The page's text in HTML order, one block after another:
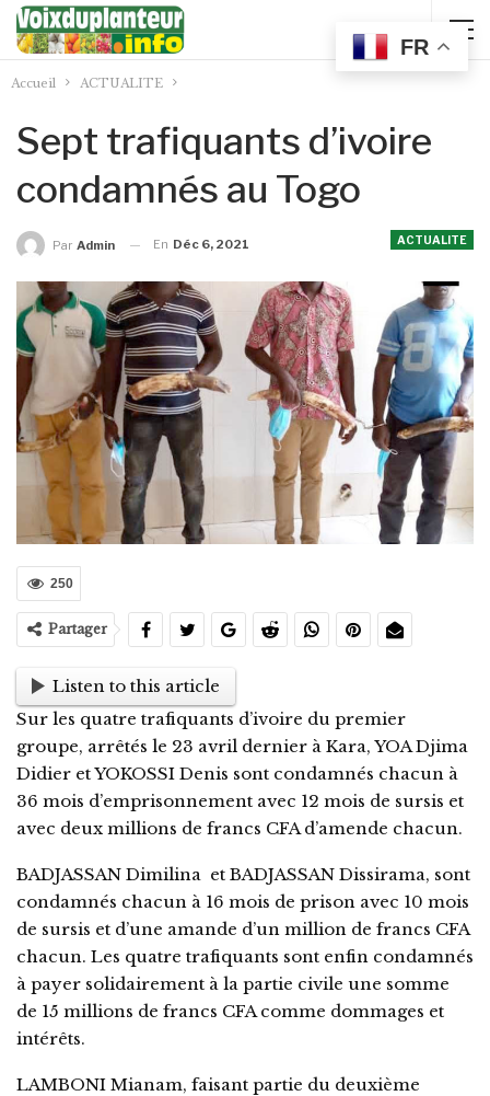
Accueil ACTUALITE
Sept trafiquants d’ivoire
condamnés au Togo
ACTUALITE
Par Admin En Déc 6, 2021
250
Partager
Listen to this article
Sur les quatre trafiquants d’ivoire du premier
groupe, arrêtés le 23 avril dernier à Kara, YOA Djima
Didier et YOKOSSI Denis sont condamnés chacun à
36 mois d’emprisonnement avec 12 mois de sursis et
avec deux millions de francs CFA d’amende chacun.
BADJASSAN Dimilina et BADJASSAN Dissirama, sont
condamnés chacun à 16 mois de prison avec 10 mois
de sursis et d’une amande d’un million de francs CFA
chacun. Les quatre trafiquants sont enfin condamnés
à payer solidairement à la partie civile une somme
de 15 millions de francs CFA comme dommages et
intérêts.
LAMBONI Mianam, faisant partie du deuxième
FR